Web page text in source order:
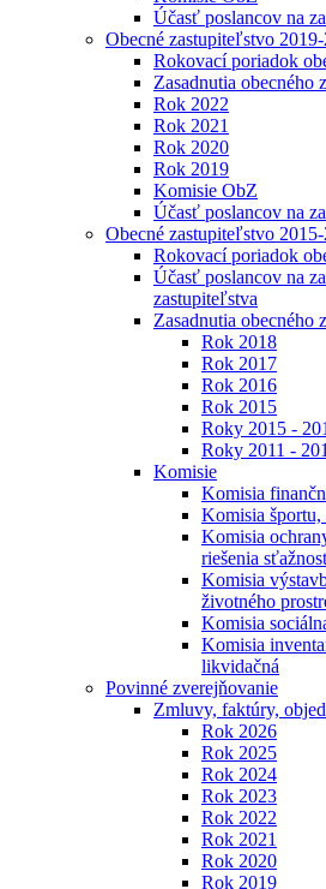
Účasť poslancov na
Obecné zastupiteľstvo
Rokovací poriadok
Zasadnutia obecného
Rok 2022
Rok 2021
Rok 2020
Rok 2019
Komisie ObZ
Účasť poslancov na
Obecné zastupiteľstvo
Rokovací poriadok
Účasť poslancov na
zastupiteľstva
Zasadnutia obecného
Rok 2018
Rok 2017
Rok 2016
Rok 2015
Roky 2015 -
Roky 2011 -
Komisie
Komisia
Komisia
Komisia
riešenia
Komisia
životného
Komisia
Komisia
likvidačná
Povinné zverejňovanie
Zmluvy, faktúry,
Rok 2026
Rok 2025
Rok 2024
Rok 2023
Rok 2022
Rok 2021
Rok 2020
Rok 2019